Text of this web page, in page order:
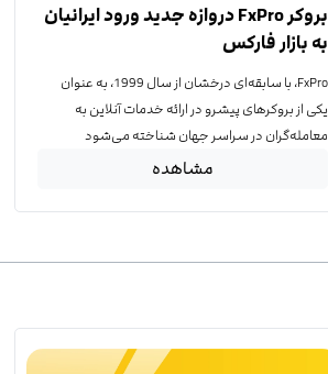
بروکر FxPro دروازه جدید ورود ایرانیان
به بازار فارکس
FxPro، با سابقه‌ای درخشان از سال 1999، به عنوان
یکی از بروکرهای پیشرو در ارائه خدمات آنلاین به
معامله‌گران در سراسر جهان شناخته می‌شود
مشاهده